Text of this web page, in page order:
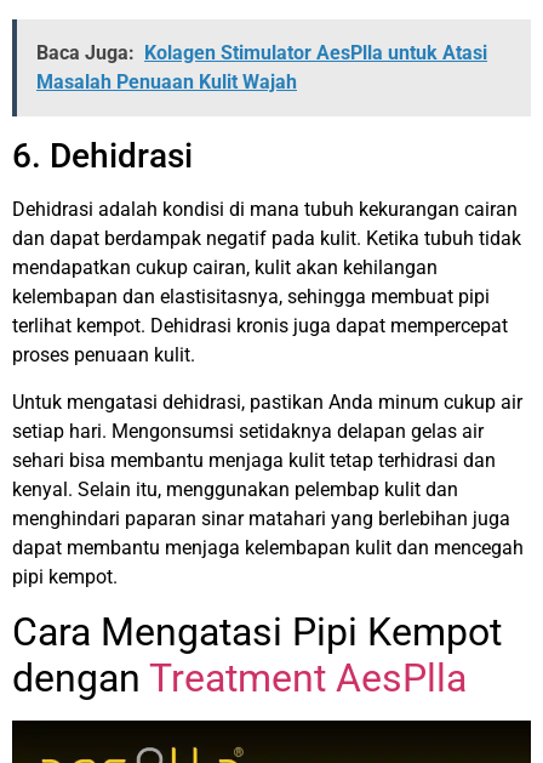
Baca Juga:
Kolagen Stimulator AesPlla untuk Atasi
Masalah Penuaan Kulit Wajah
6. Dehidrasi
Dehidrasi adalah kondisi di mana tubuh kekurangan cairan
dan dapat berdampak negatif pada kulit. Ketika tubuh tidak
mendapatkan cukup cairan, kulit akan kehilangan
kelembapan dan elastisitasnya, sehingga membuat pipi
terlihat kempot. Dehidrasi kronis juga dapat mempercepat
proses penuaan kulit.
Untuk mengatasi dehidrasi, pastikan Anda minum cukup air
setiap hari. Mengonsumsi setidaknya delapan gelas air
sehari bisa membantu menjaga kulit tetap terhidrasi dan
kenyal. Selain itu, menggunakan pelembap kulit dan
menghindari paparan sinar matahari yang berlebihan juga
dapat membantu menjaga kelembapan kulit dan mencegah
pipi kempot.
Cara Mengatasi Pipi Kempot
dengan Treatment AesPlla